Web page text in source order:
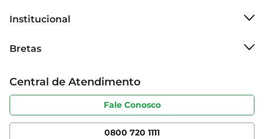
Institucional
Grupo Cencosud
Sobre privacidade
Portal do fornecedor
Cencosud Media
Bretas
Produtos Bretas
Código de ética
Serviços
Central de Atendimento
Fale Conosco
0800 720 1111